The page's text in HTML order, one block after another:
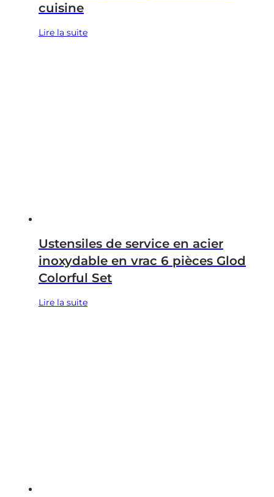
cuisine
Lire la suite
Ustensiles de service en acier
inoxydable en vrac 6 pièces Glod
Colorful Set
Lire la suite